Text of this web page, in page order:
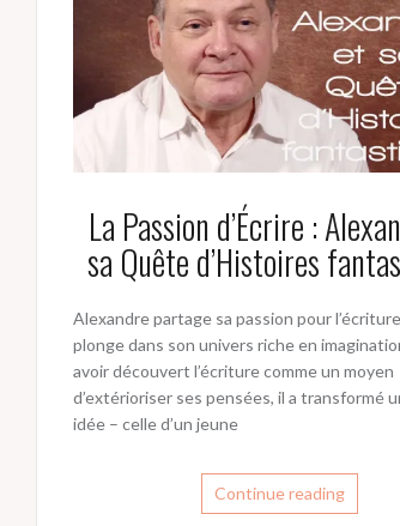
La Passion d’Écrire :
sa Quête d’Histoires
Alexandre partage sa passion pour
plonge dans son univers riche en
avoir découvert l’écriture comme un moyen
d’extérioriser ses pensées, il a transformé
idée – celle d’un jeune
Continue reading